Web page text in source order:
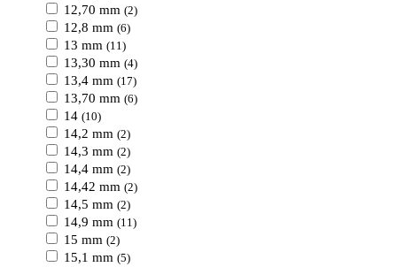
12,70 mm (2)
12,8 mm (6)
13 mm (11)
13,30 mm (4)
13,4 mm (17)
13,70 mm (6)
14 (10)
14,2 mm (2)
14,3 mm (2)
14,4 mm (2)
14,42 mm (2)
14,5 mm (2)
14,9 mm (11)
15 mm (2)
15,1 mm (5)